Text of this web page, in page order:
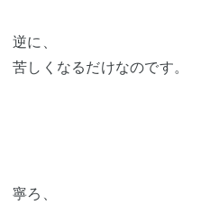
逆に、
苦しくなるだけなのです。
寧ろ、